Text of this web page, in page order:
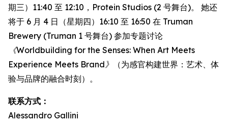
期三）11:40 至 12:10，Protein Studios (2 号舞台)。 她还
将于 6 月 4 日（星期四）16:10 至 16:50 在 Truman
Brewery (Truman 1 号舞台) 参加专题讨论
《Worldbuilding for the Senses: When Art Meets
Experience Meets Brand》
（为感官构建世界：艺术、体
验与品牌的融合时刻）。
联系方式：
Alessandro Gallini